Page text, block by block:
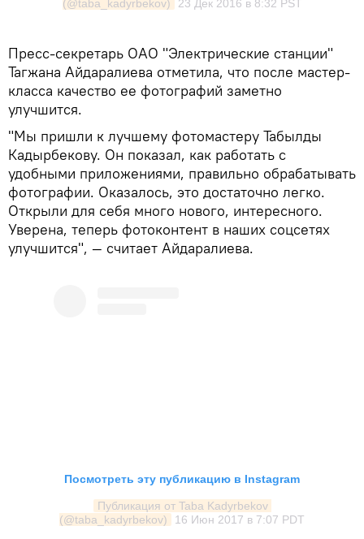
(@taba_kadyrbekov) 23 Дек 2016 в 8:32 PST
Пресс-секретарь ОАО "Электрические станции"
Тагжана Айдаралиева отметила, что после мастер-
класса качество ее фотографий заметно
улучшится.
"Мы пришли к лучшему фотомастеру Табылды
Кадырбекову. Он показал, как работать с
удобными приложениями, правильно обрабатывать
фотографии. Оказалось, это достаточно легко.
Открыли для себя много нового, интересного.
Уверена, теперь фотоконтент в наших соцсетях
улучшится", — считает Айдаралиева.
Посмотреть эту публикацию в Instagram
Публикация от Taba Kadyrbekov
(@taba_kadyrbekov)
16 Июн 2017 в 7:07 PDT